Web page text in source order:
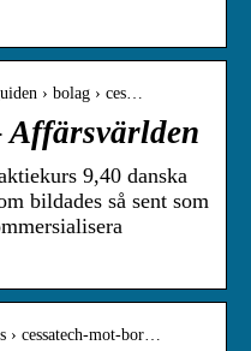
› bolag › ces…
Affärsvärlden
9,40 danska
bildades så sent som
› cessatech-mot-bor…